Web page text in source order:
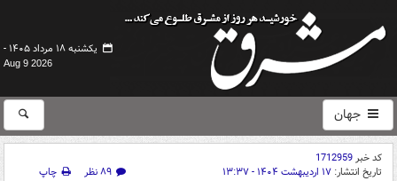
یکشنبه ۱۸ مرداد ۱۴۰۵ -
Aug 9 2026
جهان
کد خبر1712959
تاریخ انتشار: ۱۷ اردیبهشت ۱۴۰۴ - ۱۳:۳۷ ۸۹ نظر
چاپ